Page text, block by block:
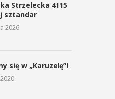
Strzelecka 4115
sztandar
2026
się w „Karuzelę”!